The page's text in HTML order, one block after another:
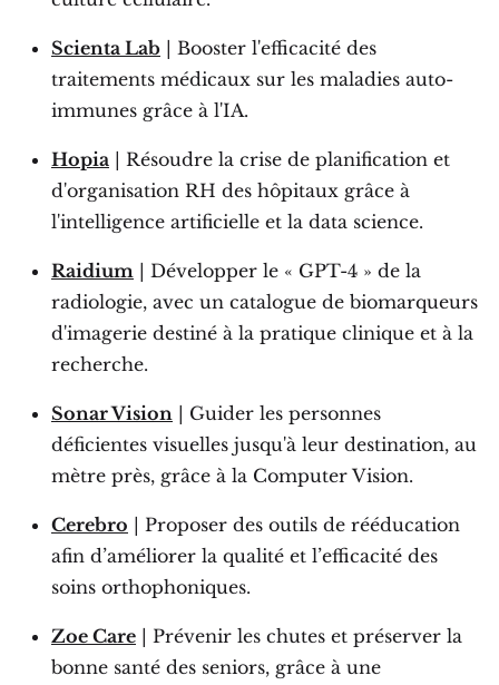
Scienta Lab | Booster l'efficacité des
traitements médicaux sur les maladies auto-
immunes grâce à l'IA.
Hopia | Résoudre la crise de planification et
d'organisation RH des hôpitaux grâce à
l'intelligence artificielle et la data science.
Raidium | Développer le « GPT-4 » de la
radiologie, avec un catalogue de biomarqueurs
d'imagerie destiné à la pratique clinique et à la
recherche.
Sonar Vision | Guider les personnes
déficientes visuelles jusqu'à leur destination, au
mètre près, grâce à la Computer Vision.
Cerebro | Proposer des outils de rééducation
afin d’améliorer la qualité et l’efficacité des
soins orthophoniques.
Zoe Care | Prévenir les chutes et préserver la
bonne santé des seniors, grâce à une